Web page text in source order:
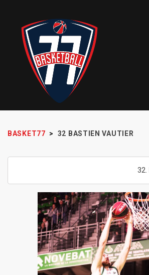
BASKET77 > 32 BASTIEN VAUTIER